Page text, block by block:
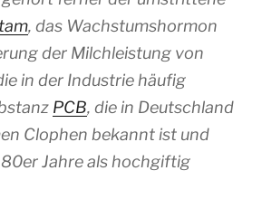
, das Wachstumshormon
der Milchleistung von
in der Industrie häufig
PCB, die in Deutschland
Clophen bekannt ist und
Jahre als hochgiftig